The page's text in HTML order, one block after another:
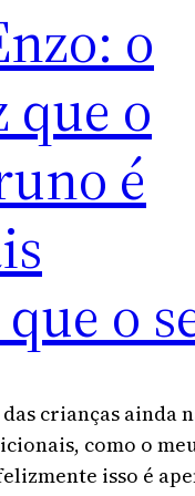
o
que o
é
o
crianças ainda
como o
isso é